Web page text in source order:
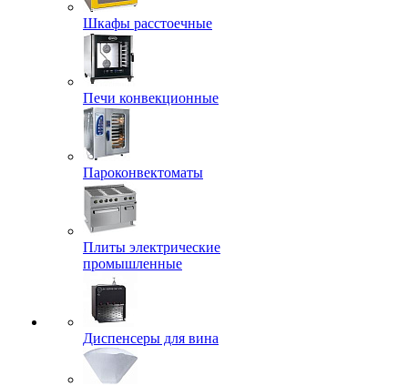
Шкафы расстоечные
Печи конвекционные
Пароконвектоматы
Плиты электрические
промышленные
Диспенсеры для вина